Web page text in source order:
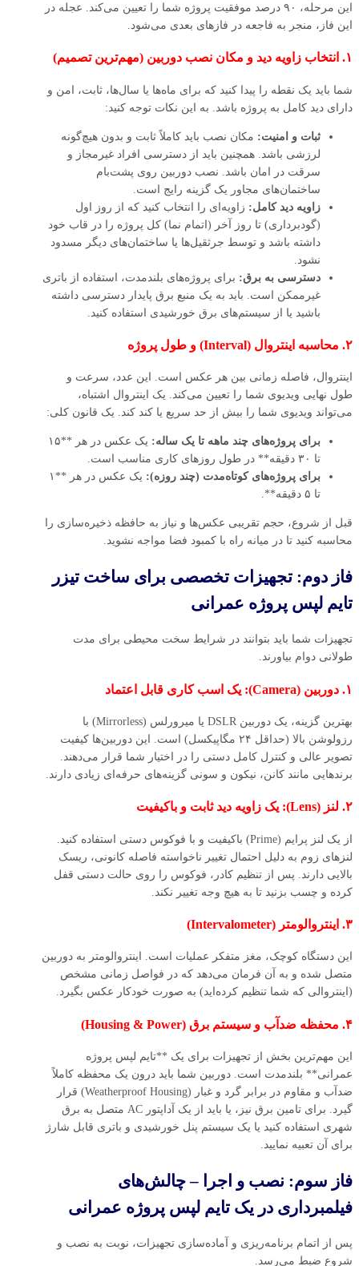
این مرحله، ۹۰ درصد موفقیت پروژه شما را تعیین می‌کند. عجله در
این فاز، منجر به فاجعه در فازهای بعدی می‌شود.
۱. انتخاب زاویه دید و مکان نصب دوربین (مهم‌ترین تصمیم)
شما باید یک نقطه را پیدا کنید که برای ماه‌ها یا سال‌ها، ثابت، امن و
دارای دید کامل به پروژه باشد. به این نکات توجه کنید:
ثبات و امنیت: مکان نصب باید کاملاً ثابت و بدون هیچ‌گونه
لرزشی باشد. همچنین باید از دسترسی افراد غیرمجاز و
سرقت در امان باشد. نصب دوربین روی پشت‌بام
ساختمان‌های مجاور یک گزینه رایج است.
زاویه دید کامل: زاویه‌ای را انتخاب کنید که از روز اول
(گودبرداری) تا روز آخر (اتمام نما) کل پروژه را در قاب خود
داشته باشد و توسط جرثقیل‌ها یا ساختمان‌های دیگر مسدود
نشود.
دسترسی به برق: برای پروژه‌های بلندمدت، استفاده از باتری
غیرممکن است. باید به یک منبع برق پایدار دسترسی داشته
باشید یا از سیستم‌های برق خورشیدی استفاده کنید.
۲. محاسبه اینتروال (Interval) و طول پروژه
اینتروال، فاصله زمانی بین هر عکس است. این عدد، سرعت و
طول نهایی ویدیوی شما را تعیین می‌کند. یک اینتروال اشتباه،
می‌تواند ویدیوی شما را بیش از حد سریع یا کند کند. یک قانون کلی:
برای پروژه‌های چند ماهه تا یک ساله:
یک عکس در هر **۱۵
تا ۳۰ دقیقه** در طول روزهای کاری مناسب است.
برای پروژه‌های کوتاه‌مدت (چند روزه):
یک عکس در هر **۱
تا ۵ دقیقه**.
قبل از شروع، حجم تقریبی عکس‌ها و نیاز به حافظه ذخیره‌سازی را
محاسبه کنید تا در میانه راه با کمبود فضا مواجه نشوید.
فاز دوم: تجهیزات تخصصی برای ساخت تیزر
تایم‌ لپس پروژه‌ عمرانی
تجهیزات شما باید بتوانند در شرایط سخت محیطی برای مدت
طولانی دوام بیاورند.
۱. دوربین (Camera): یک اسب کاری قابل اعتماد
بهترین گزینه، یک دوربین DSLR یا میرورلس (Mirrorless) با
رزولوشن بالا (حداقل ۲۴ مگاپیکسل) است. این دوربین‌ها کیفیت
تصویر عالی و کنترل کامل دستی را در اختیار شما قرار می‌دهند.
برندهایی مانند کانن، نیکون و سونی گزینه‌های حرفه‌ای زیادی دارند.
۲. لنز (Lens): یک زاویه دید ثابت و باکیفیت
از یک لنز پرایم (Prime) باکیفیت و با فوکوس دستی استفاده کنید.
لنزهای زوم به دلیل احتمال تغییر ناخواسته فاصله کانونی، ریسک
بالایی دارند. پس از تنظیم کادر، فوکوس را روی حالت دستی قفل
کرده و چسب بزنید تا به هیچ وجه تغییر نکند.
۳. اینتروالومتر (Intervalometer)
این دستگاه کوچک، مغز متفکر عملیات است. اینتروالومتر به دوربین
متصل شده و به آن فرمان می‌دهد که در فواصل زمانی مشخص
(اینتروالی که شما تنظیم کرده‌اید) به صورت خودکار عکس بگیرد.
۴. محفظه ضدآب و سیستم برق (Housing & Power)
این مهم‌ترین بخش از تجهیزات برای یک **تایم‌ لپس پروژه‌
عمرانی** بلندمدت است. دوربین شما باید درون یک محفظه کاملاً
ضدآب و مقاوم در برابر گرد و غبار (Weatherproof Housing) قرار
گیرد. برای تامین برق نیز، یا باید از یک آداپتور AC متصل به برق
شهری استفاده کنید یا یک سیستم پنل خورشیدی و باتری قابل شارژ
برای آن تعبیه نمایید.
فاز سوم: نصب و اجرا – چالش‌های
فیلمبرداری در یک تایم‌ لپس پروژه‌ عمرانی
پس از اتمام برنامه‌ریزی و آماده‌سازی تجهیزات، نوبت به نصب و
شروع ضبط می‌رسد.